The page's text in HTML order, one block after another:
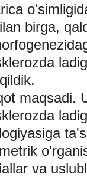
birga,
maqsadi.
va